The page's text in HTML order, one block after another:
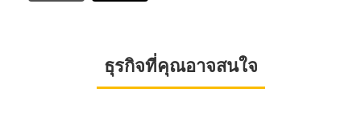
ธุรกิจที่คุณอาจสนใจ